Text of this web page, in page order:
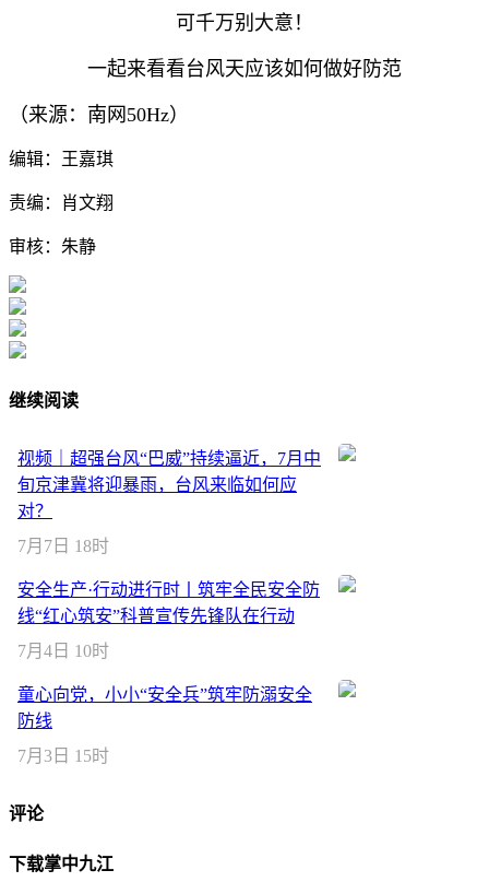
可千万别大意！
一起来看看台风天应该如何做好防范
（来源：南网50Hz）
编辑：王嘉琪
责编：肖文翔
审核：朱静
继续阅读
视频｜超强台风“巴威”持续逼近，7月中
旬京津冀将迎暴雨，台风来临如何应
对？
7月7日 18时
安全生产·行动进行时丨筑牢全民安全防
线“红心筑安”科普宣传先锋队在行动
7月4日 10时
童心向党，小小“安全兵”筑牢防溺安全
防线
7月3日 15时
评论
下载掌中九江